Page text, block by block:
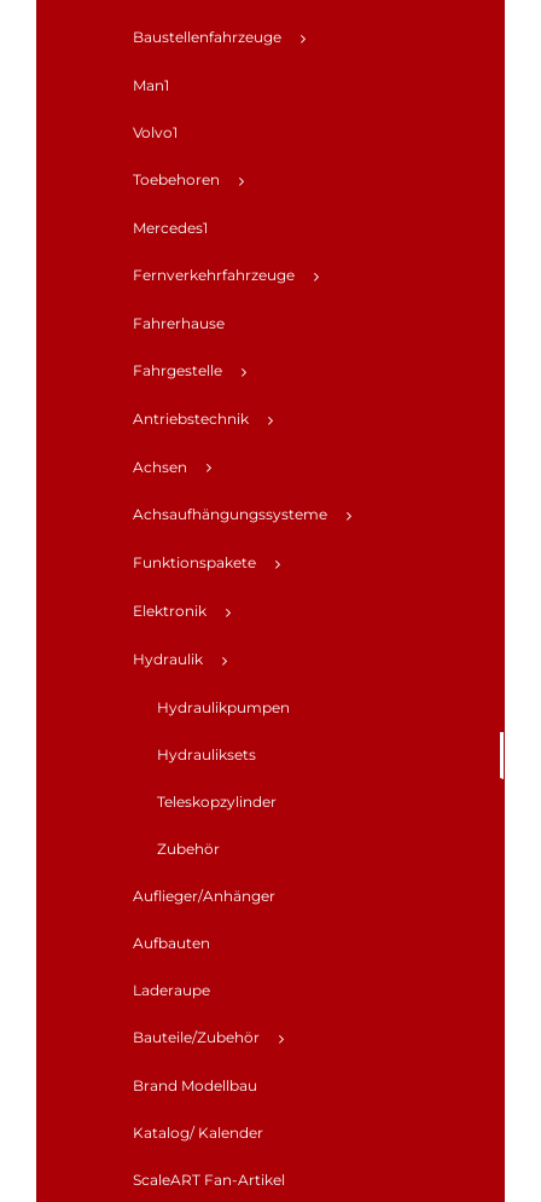
Baustellenfahrzeuge
Man1
Volvo1
Toebehoren
Mercedes1
Fernverkehrfahrzeuge
Fahrerhause
Fahrgestelle
Antriebstechnik
Achsen
Achsaufhängungssysteme
Funktionspakete
Elektronik
Hydraulik
Hydraulikpumpen
Hydrauliksets
Teleskopzylinder
Zubehör
Auflieger/Anhänger
Aufbauten
Laderaupe
Bauteile/Zubehör
Brand Modellbau
Katalog/ Kalender
ScaleART Fan-Artikel